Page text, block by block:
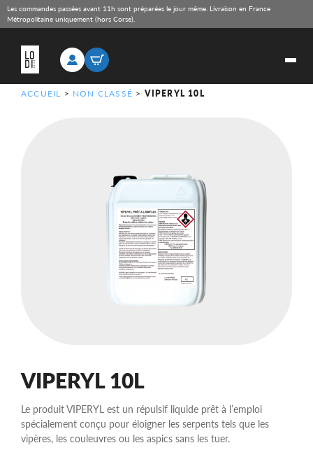
Les commandes passées avant 11h sont préparées le jour même. Livraison en France
Métropolitaine uniquement (hors Corse).
ACCUEIL > NON CLASSÉ > VIPERYL 10L
VIPERYL 10L
Le produit VIPERYL est un répulsif liquide prêt à l’emploi
spécialement conçu pour éloigner les serpents tels que les
vipères, les couleuvres ou les aspics sans les tuer.